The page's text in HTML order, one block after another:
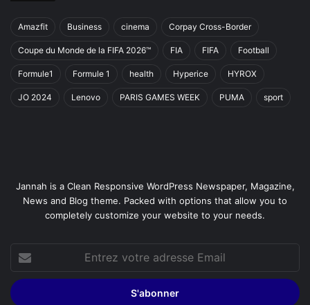
Amazfit Business cinema Corpay Cross-Border
Coupe du Monde de la FIFA 2026™ FIA FIFA Football
Formule1 Formule 1 health Hyperice HYROX
JO 2024 Lenovo PARIS GAMES WEEK PUMA sport
Jannah is a Clean Responsive WordPress Newspaper, Magazine,
News and Blog theme. Packed with options that allow you to
completely customize your website to your needs.
votre
adresse
Email